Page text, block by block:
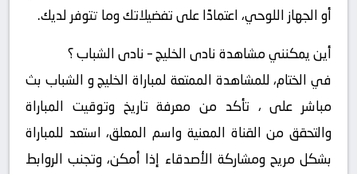
أو الجهاز اللوحي، اعتمادًا على تفضيلاتك وما تتوفر لديك.
أين يمكنني مشاهدة ‎نادى الخليج – نادى الشباب ؟
في الختام، للمشاهدة الممتعة لمباراة الخليج و الشباب بث
مباشر على ، تأكد من معرفة تاريخ وتوقيت المباراة
والتحقق من القناة المعنية واسم المعلق، استعد للمباراة
بشكل مريح ومشاركة الأصدقاء إذا أمكن، وتجنب الروابط